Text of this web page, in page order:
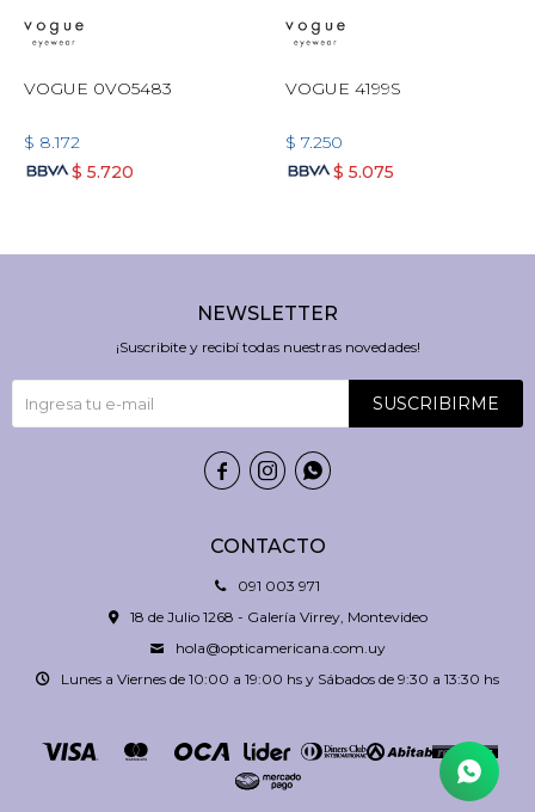
VOGUE 0VO5483
$ 8.172
$ 5.720
VOGUE 4199S
$ 7.250
$ 5.075
CONTACTO
091 003 971
18 de Julio 1268 - Galería Virrey, Montevideo
hola@opticamericana.com.uy
Lunes a Viernes de 10:00 a 19:00 hs y Sábados de 9:30 a 13:30 hs
NEWSLETTER
¡Suscribite y recibí todas nuestras novedades!
SUSCRIBIRME
  